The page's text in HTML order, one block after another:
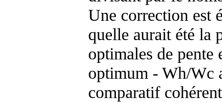
Une correction est
quelle aurait été la
optimales de
optimum - Wh/Wc
comparatif